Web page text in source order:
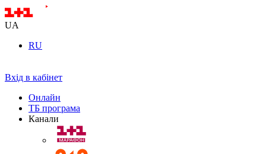
UA
RU
Вхід в кабінет
Онлайн
ТБ програма
Канали